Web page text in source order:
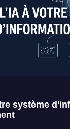
système